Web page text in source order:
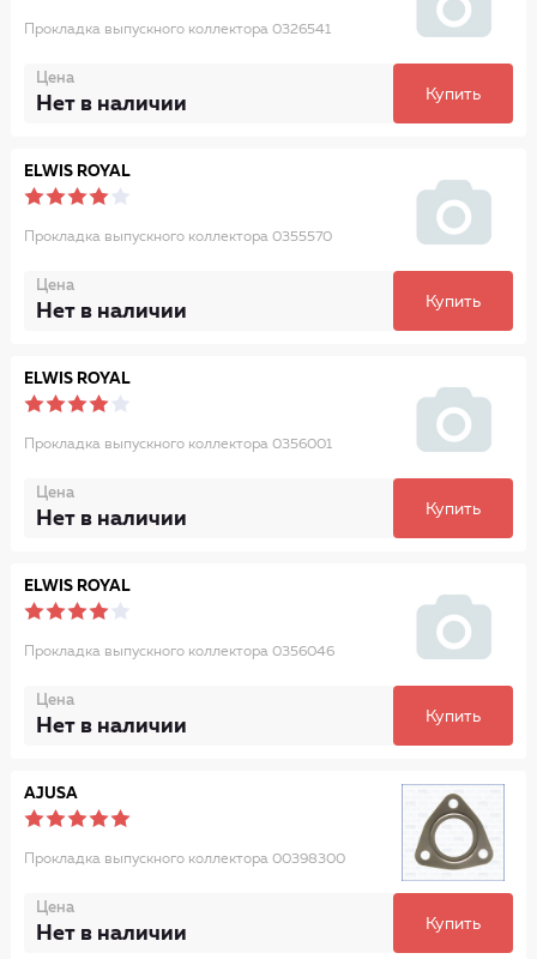
Прокладка выпускного коллектора 0326541
Цена
Нет в наличии Купить
ELWIS ROYAL
Прокладка выпускного коллектора 0355570
Цена
Нет в наличии Купить
ELWIS ROYAL
Прокладка выпускного коллектора 0356001
Цена
Нет в наличии Купить
ELWIS ROYAL
Прокладка выпускного коллектора 0356046
Цена
Нет в наличии Купить
AJUSA
Прокладка выпускного коллектора 00398300
Цена
Нет в наличии Купить